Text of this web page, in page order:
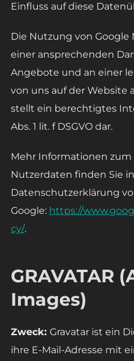
Einfluss auf diese
Die Nutzung von Google
einer ansprechenden
Angebote und an einer
von uns auf der Website
stellt ein berechtigtes
Abs. 1 lit. f DSGVO dar.
Mehr Informationen
Nutzerdaten finden Sie
Datenschutzerklärung
Google: https://
cy/.
GRAVATAR
Images)
Zweck: Gravatar ist ein
ihre E-Mail-Adresse mit